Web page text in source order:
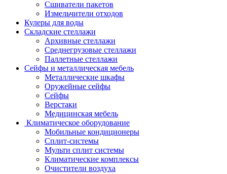
Сшиватели пакетов
Измельчители отходов
Кулеры для воды
Складские стеллажи
Архивные стеллажи
Среднегрузовые стеллажи
Паллетные стеллажи
Сейфы и металлическая мебель
Металлические шкафы
Оружейные сейфы
Сейфы
Верстаки
Медицинская мебель
Климатическое оборудование
Мобильные кондиционеры
Сплит-системы
Мульти сплит системы
Климатические комплексы
Очистители воздуха